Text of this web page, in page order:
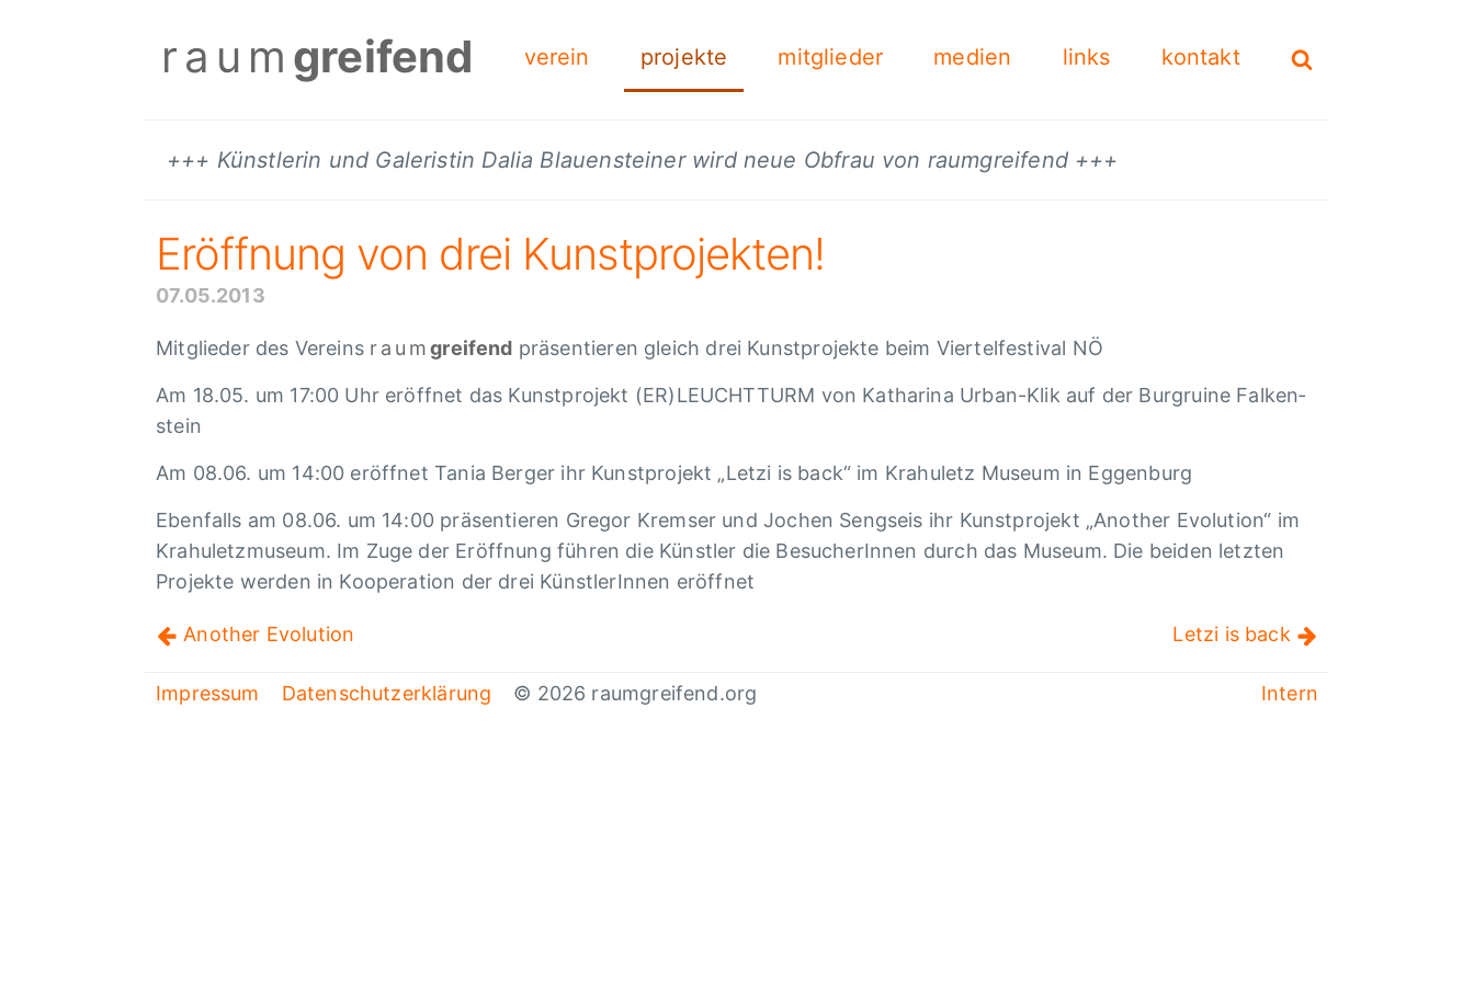
raum greifend verein projekte mitglieder medien links kontakt
+++ Künstlerin und Galeristin Dalia Blauensteiner wird neue Obfrau von raumgreifend +++
Eröff­nung von drei Kunst­pro­jek­ten!
07.05.2013
Mitglie­der des Vereins raumgrei­fend präsen­tie­ren gleich drei Kunst­pro­jekte beim Vier­tel­fes­ti­val NÖ
Am 18.05. um 17:00 Uhr eröff­net das Kunst­pro­jekt (ER)LEUCHTTURM von Katha­rina Urban-Klik auf der Burgruine Falken­
stein
Am 08.06. um 14:00 eröff­net Tania Berger ihr Kunst­pro­jekt „Letzi is back“ im Krahu­letz Museum in Eggen­burg
Eben­falls am 08.06. um 14:00 präsen­tie­ren Gregor Krem­ser und Jochen Sengseis ihr Kunst­pro­jekt „Ano­ther Evolu­tion“ im
Krahu­letz­mu­seum. Im Zuge der Eröff­nung führen die Künst­ler die Besu­cherIn­nen durch das Museum. Die beiden letz­ten
Projekte werden in Koope­ra­tion der drei Künst­lerIn­nen eröff­net
Letzi is back
Another Evolu­tion
Impressum Datenschutzerklärung © 2026 raumgreifend.org Intern